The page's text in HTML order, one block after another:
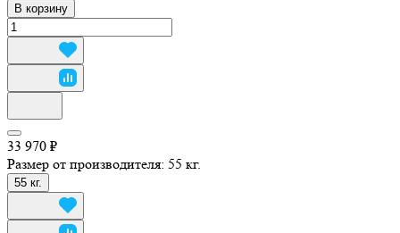
В корзину
33 970 ₽
Размер от производителя: 55 кг.
55 кг.